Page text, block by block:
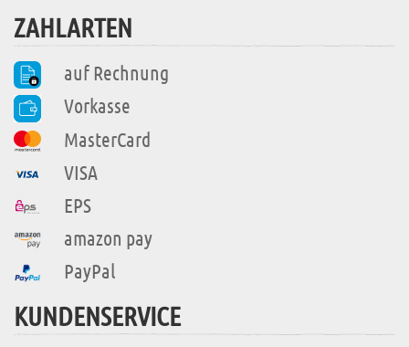
ZAHLARTEN
auf Rechnung
Vorkasse
MasterCard
VISA
EPS
amazon pay
PayPal
KUNDENSERVICE